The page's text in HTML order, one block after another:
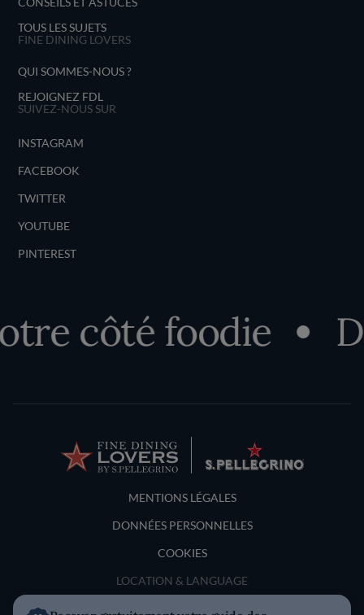
TOUS LES SUJETS
FINE DINING LOVERS
QUI SOMMES-NOUS ?
REJOIGNEZ FDL
SUIVEZ-NOUS SUR
INSTAGRAM
FACEBOOK
TWITTER
YOUTUBE
PINTEREST
côté foodie
Terms and Conditions
MENTIONS LÉGALES
DONNÉES PERSONNELLES
COOKIES
LOCATION & LANGUAGE